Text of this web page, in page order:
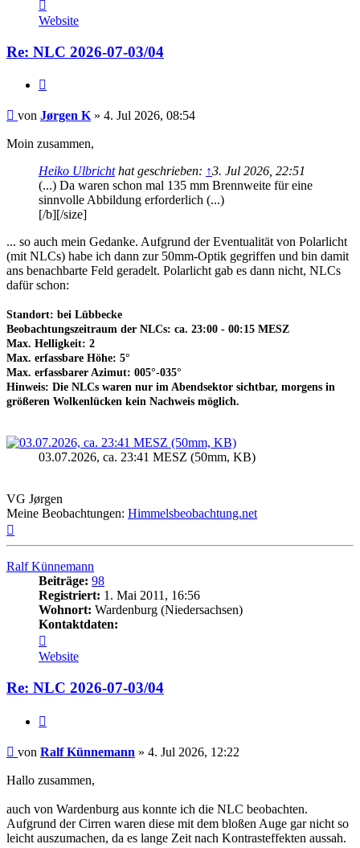
von
Jørgen
K
Website
Re: NLC 2026-07-03/04
Beitrag
von Jørgen K » 4. Jul 2026, 08:54
Moin zusammen,
Heiko Ulbrichthat geschrieben: ↑3. Jul 2026, 22:51
(...) Da waren schon mal 135 mm Brennweite für eine
sinnvolle Abbildung erforderlich (...)
[/b][/size]
... so auch mein Gedanke. Aufgrund der Eventualität von Polarlicht
(mit NLCs) habe ich dann zur 50mm-Optik gegriffen und bin damit
ans benachbarte Feld geradelt. Polarlicht gab es dann nicht, NLCs
dafür schon:
Standort: bei Lübbecke
Beobachtungszeitraum der NLCs: ca. 23:00 - 00:15 MESZ
Max. Helligkeit: 2
Max. erfassbare Höhe: 5°
Max. erfassbarer Azimut: 005°-035°
Hinweis: Die NLCs waren nur im Abendsektor sichtbar, morgens in
größeren Wolkenlücken kein Nachweis möglich.
03.07.2026, ca. 23:41 MESZ (50mm, KB)
VG Jørgen
Meine Beobachtungen: Himmelsbeobachtung.net
Ralf Künnemann
Beiträge: 98
Registriert: 1. Mai 2011, 16:56
Wohnort: Wardenburg (Niedersachsen)
Kontaktdaten:
von
Ralf
Künnemann
Website
Re: NLC 2026-07-03/04
Beitrag
von Ralf Künnemann » 4. Jul 2026, 12:22
Hallo zusammen,
auch von Wardenburg aus konnte ich die NLC beobachten.
Aufgrund der Cirren waren diese mit dem bloßen Auge gar nicht so
leicht auszumachen, da es lange Zeit nach Kontrasteffekten aussah.